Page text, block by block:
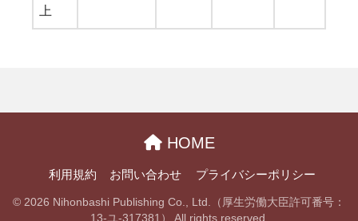
上
HOME
利用規約 お問い合わせ プライバシーポリシー
© 2026 Nihonbashi Publishing Co., Ltd.（厚生労働大臣許可番号：
13-ユ-317381） All rights reserved.